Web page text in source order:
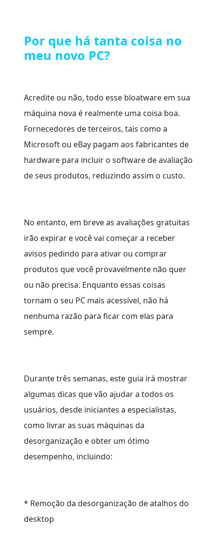
Por que há tanta coisa no
meu novo PC?
Acredite ou não, todo esse bloatware em sua
máquina nova é realmente uma coisa boa.
Fornecedores de terceiros, tais como a
Microsoft ou eBay pagam aos fabricantes de
hardware para incluir o software de avaliação
de seus produtos, reduzindo assim o custo.
No entanto, em breve as avaliações gratuitas
irão expirar e você vai começar a receber
avisos pedindo para ativar ou comprar
produtos que você provavelmente não quer
ou não precisa. Enquanto essas coisas
tornam o seu PC mais acessível, não há
nenhuma razão para ficar com elas para
sempre.
Durante três semanas, este guia irá mostrar
algumas dicas que vão ajudar a todos os
usuários, desde iniciantes a especialistas,
como livrar as suas máquinas da
desorganização e obter um ótimo
desempenho, incluindo:
* Remoção da desorganização de atalhos do
desktop